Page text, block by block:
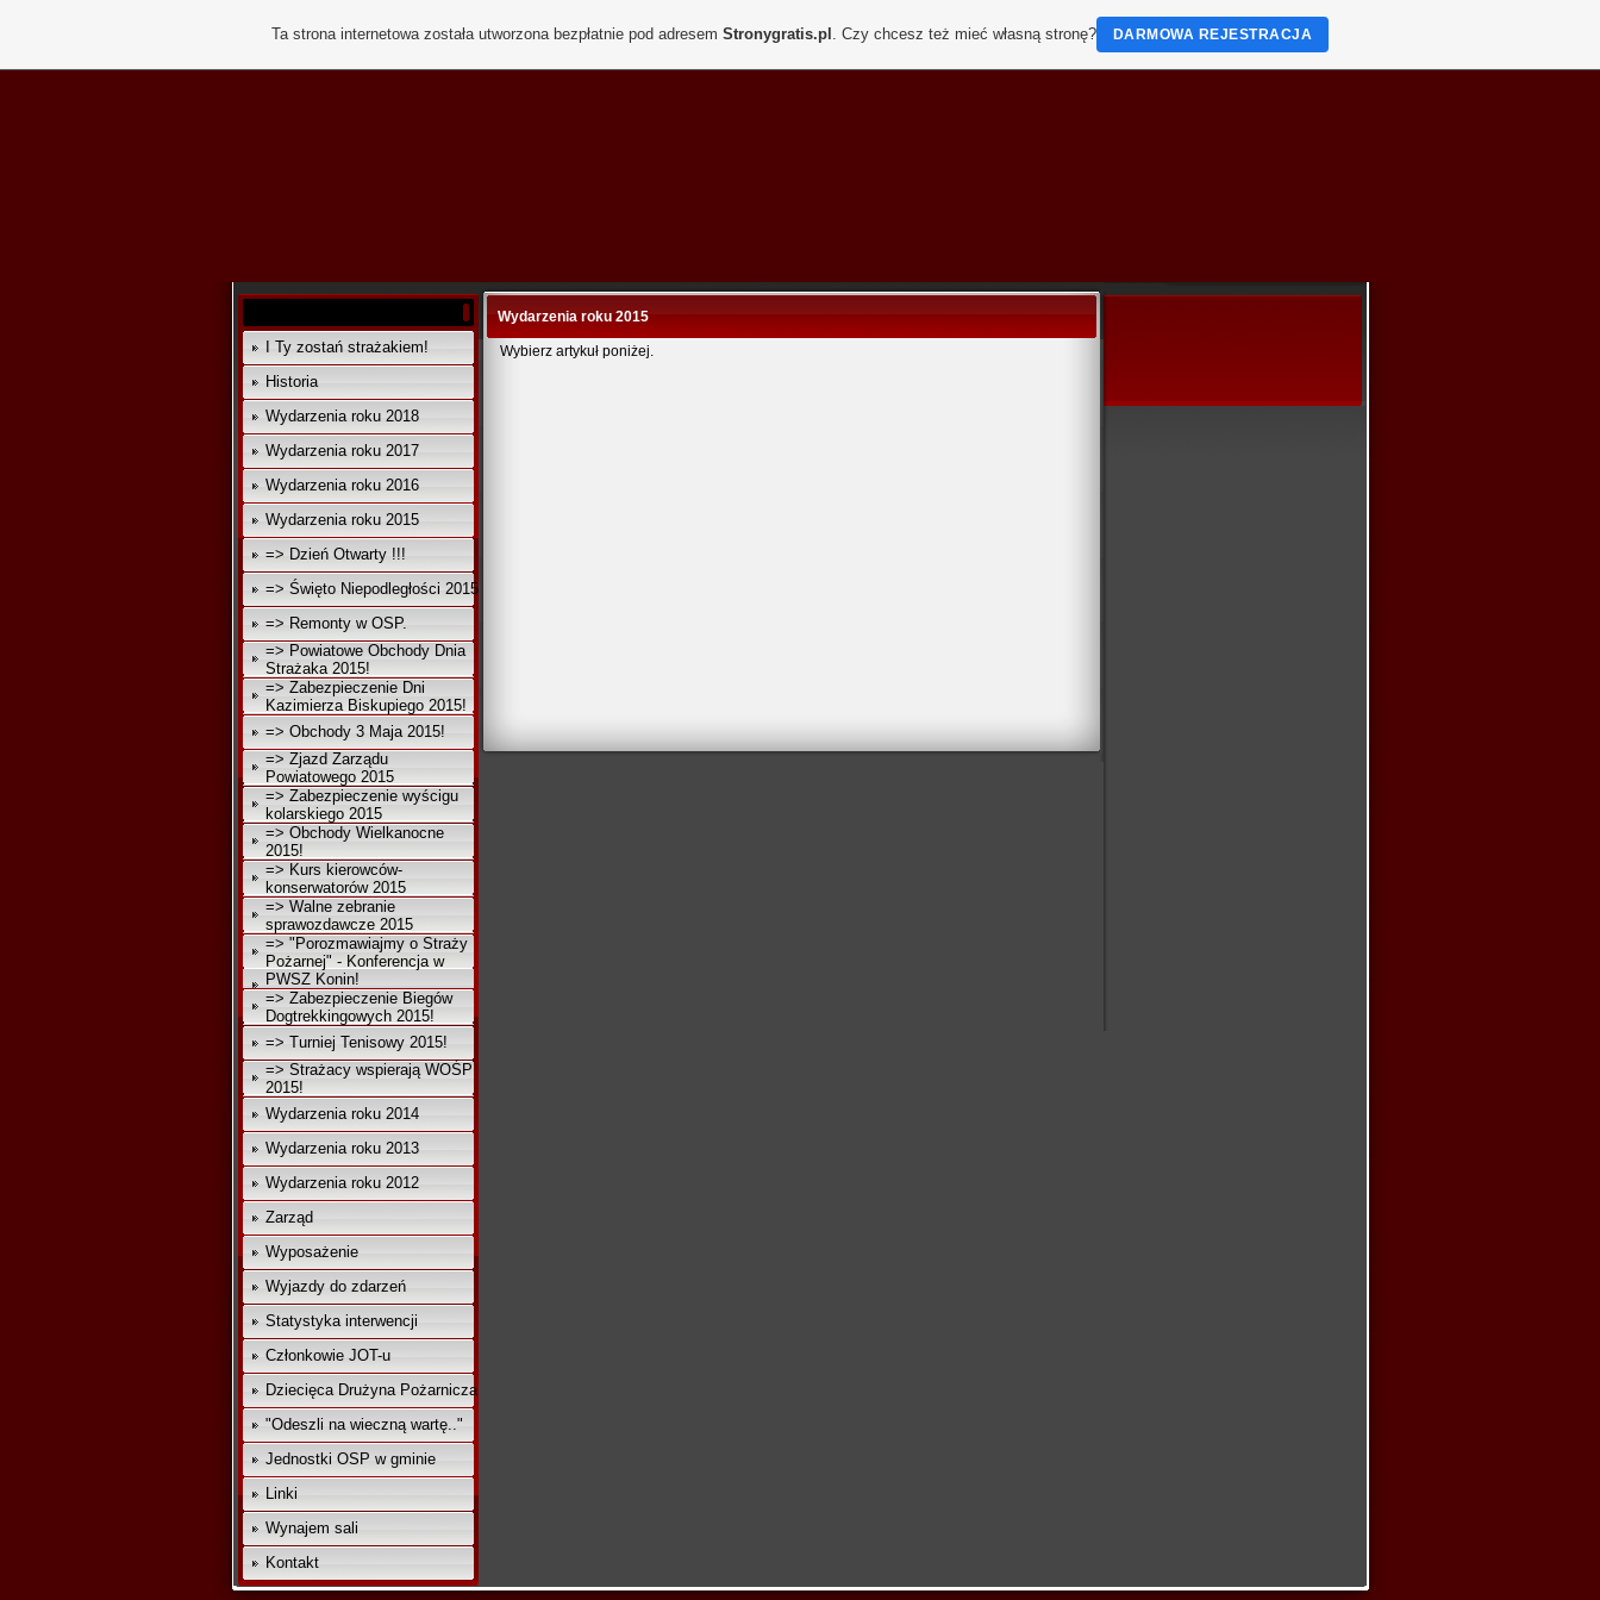
I Ty zostań strażakiem!
Historia
Wydarzenia roku 2018
Wydarzenia roku 2017
Wydarzenia roku 2016
Wydarzenia roku 2015
=> Dzień Otwarty !!!
=> Święto Niepodległości 2015
=> Remonty w OSP.
=> Powiatowe Obchody Dnia
Strażaka 2015!
=> Zabezpieczenie Dni
Kazimierza Biskupiego 2015!
=> Obchody 3 Maja 2015!
=> Zjazd Zarządu
Powiatowego 2015
=> Zabezpieczenie wyścigu
kolarskiego 2015
=> Obchody Wielkanocne
2015!
=> Kurs kierowców-
konserwatorów 2015
=> Walne zebranie
sprawozdawcze 2015
=> "Porozmawiajmy o Straży
Pożarnej" - Konferencja w
PWSZ Konin!
=> Zabezpieczenie Biegów
Dogtrekkingowych 2015!
=> Turniej Tenisowy 2015!
=> Strażacy wspierają WOŚP
2015!
Wydarzenia roku 2014
Wydarzenia roku 2013
Wydarzenia roku 2012
Zarząd
Wyposażenie
Wyjazdy do zdarzeń
Statystyka interwencji
Członkowie JOT-u
Dziecięca Drużyna Pożarnicza
"Odeszli na wieczną wartę.."
Jednostki OSP w gminie
Linki
Wynajem sali
Kontakt
Wydarzenia roku 2015
Wybierz artykuł poniżej.
Ta strona internetowa została utworzona bezpłatnie pod adresem Stronygratis.pl . Czy chcesz też mieć własną stronę? DARMOWA REJESTRACJA